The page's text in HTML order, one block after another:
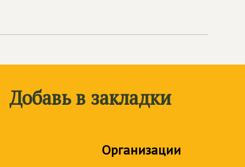
Добавь в закладки
Организации